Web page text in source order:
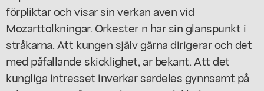
förpliktar och visar sin verkan aven vid
Mozarttolkningar. Orkester n har sin glanspunkt i
stråkarna. Att kungen själv gärna dirigerar och det
med påfallande skicklighet, ar bekant. Att det
kungliga intresset inverkar sardeles gynnsamt på